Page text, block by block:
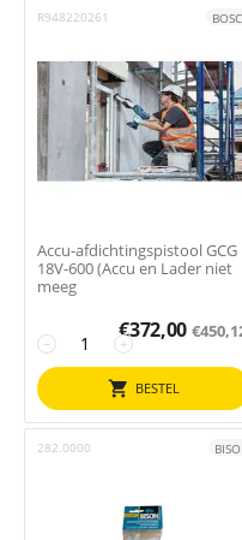
R948220261
Accu-afdichtingspistool GCG
18V-600 (Accu en Lader niet
meeg
+
−
€372,00 €
BESTEL
282.0000